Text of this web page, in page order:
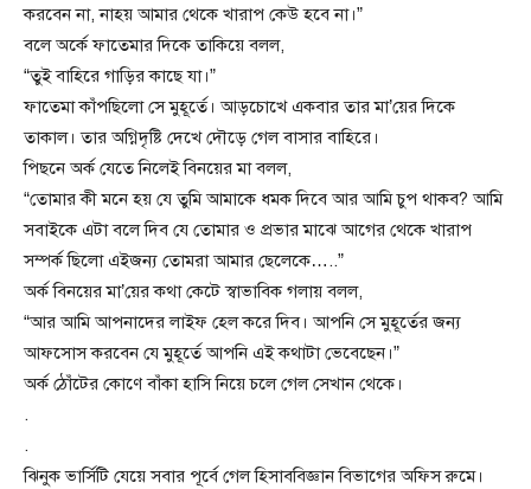
করবেন না, নাহয় আমার থেকে খারাপ কেউ হবে না।”
বলে অর্কে ফাতেমার দিকে তাকিয়ে বলল,
“তুই বাহিরে গাড়ির কাছে যা।”
ফাতেমা কাঁপছিলো সে মুহূর্তে। আড়চোখে একবার তার মা’য়ের দিকে
তাকাল। তার অগ্নিদৃষ্টি দেখে দৌড়ে গেল বাসার বাহিরে।
পিছনে অর্ক যেতে নিলেই বিনয়ের মা বলল,
“তোমার কী মনে হয় যে তুমি আমাকে ধমক দিবে আর আমি চুপ থাকব? আমি
সবাইকে এটা বলে দিব যে তোমার ও প্রভার মাঝে আগের থেকে খারাপ
সম্পর্ক ছিলো এইজন্য তোমরা আমার ছেলেকে…..”
অর্ক বিনয়ের মা’য়ের কথা কেটে স্বাভাবিক গলায় বলল,
“আর আমি আপনাদের লাইফ হেল করে দিব। আপনি সে মুহূর্তের জন্য
আফসোস করবেন যে মুহূর্তে আপনি এই কথাটা ভেবেছেন।”
অর্ক ঠোঁটের কোণে বাঁকা হাসি নিয়ে চলে গেল সেখান থেকে।
.
.
ঝিনুক ভার্সিটি যেয়ে সবার পূর্বে গেল হিসাববিজ্ঞান বিভাগের অফিস রুমে।